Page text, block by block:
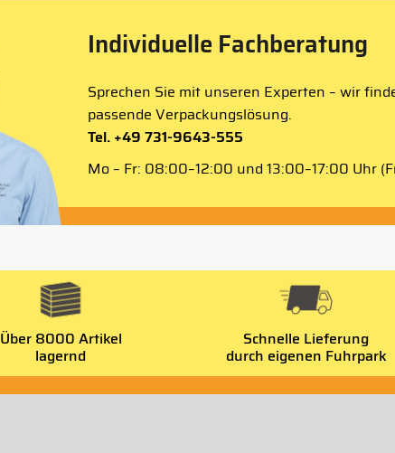
Individuelle Fachberatung
Sprechen Sie mit unseren Experten – wir
passende Verpackungslösung.
Tel. +49 731-9643-555
Mo – Fr: 08:00–12:00 und 13:00–17:00 Uhr
Über 8000 Artikel
lagernd
Schnelle Lieferung
durch eigenen Fuhrpark